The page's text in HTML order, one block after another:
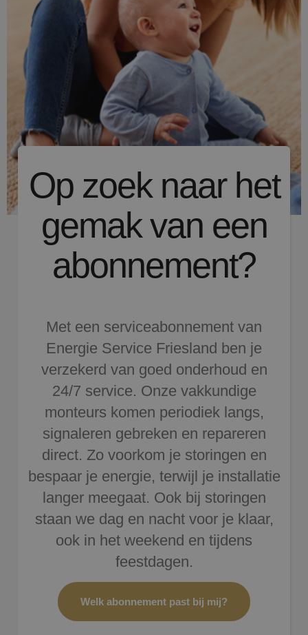
Op zoek naar het
gemak van een
abonnement?
Met een serviceabonnement van
Energie Service Friesland ben je
verzekerd van goed onderhoud en
24/7 service. Onze vakkundige
monteurs komen periodiek langs,
signaleren gebreken en repareren
direct. Zo voorkom je storingen en
bespaar je energie, terwijl je installatie
langer meegaat. Ook bij storingen
staan we dag en nacht voor je klaar,
ook in het weekend en tijdens
feestdagen.
Welk abonnement past bij mij?